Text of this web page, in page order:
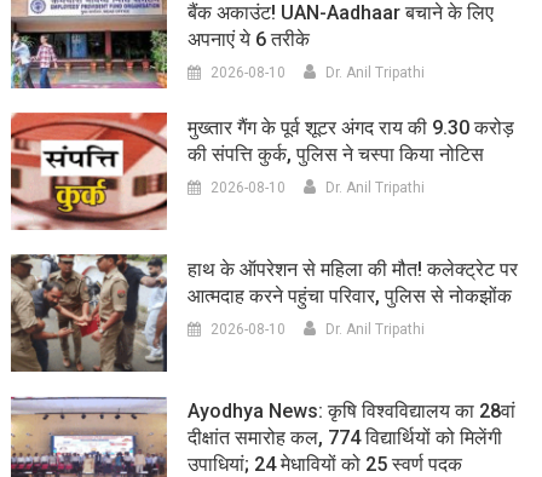
बैंक अकाउंट! UAN-Aadhaar बचाने के लिए
अपनाएं ये 6 तरीके
2026-08-10 Dr. Anil Tripathi
मुख्तार गैंग के पूर्व शूटर अंगद राय की 9.30 करोड़
की संपत्ति कुर्क, पुलिस ने चस्पा किया नोटिस
2026-08-10 Dr. Anil Tripathi
हाथ के ऑपरेशन से महिला की मौत! कलेक्ट्रेट पर
आत्मदाह करने पहुंचा परिवार, पुलिस से नोकझोंक
2026-08-10 Dr. Anil Tripathi
Ayodhya News: कृषि विश्वविद्यालय का 28वां
दीक्षांत समारोह कल, 774 विद्यार्थियों को मिलेंगी
उपाधियां; 24 मेधावियों को 25 स्वर्ण पदक